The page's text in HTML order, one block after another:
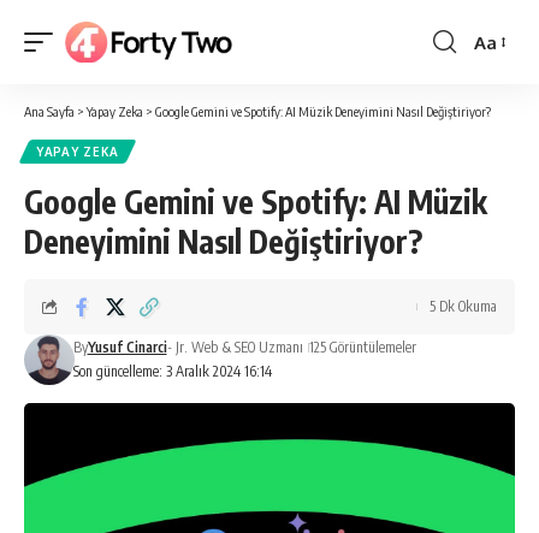
Yazı
Aa
Ana Sayfa >Yapay Zeka > Google Gemini ve Spotify: AI Müzik Deneyimini Nasıl Değiştiriyor?
YAPAY ZEKA
Google Gemini ve Spotify: AI Müzik
Deneyimini Nasıl Değiştiriyor?
Son güncelleme: 3 Aralık 2024 16:14
ByYusuf Cinarci- Jr. Web & SEO Uzmanı 125 Görüntülemeler
5 Dk Okuma